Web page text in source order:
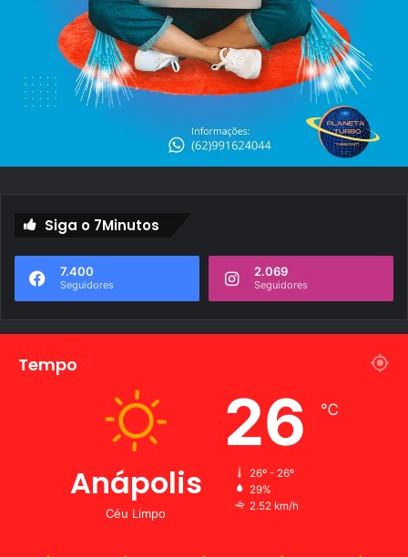
Siga o 7Minutos
7.400
Seguidores
2.069
Seguidores
Tempo
Anápolis
Céu Limpo
26 ℃
26º - 26º
29%
2.52 km/h